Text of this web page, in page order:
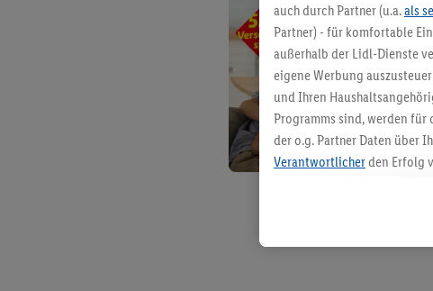
auch durch Partner (u.a.als
Partner) - für komfortable
außerhalb der Lidl-Dienste
eigene Werbung
und Ihren
Programms sind, werden für
der o.g. Partner Daten über
Verantwortlicherden Erfolg
angereicherten Profilen.
Kaufverhalten in den Lidl-
genauen Standortdaten)